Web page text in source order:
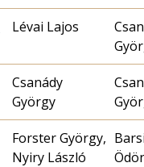
Lévai Lajos
Csanády
György
Forster György,
Nyiry László